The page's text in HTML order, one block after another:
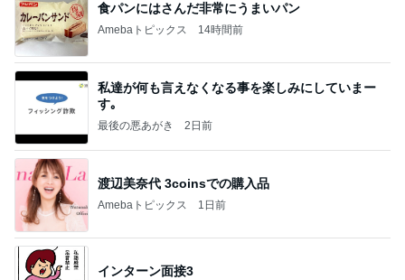
食パンにはさんだ非常にうまいパン
Amebaトピックス 14時間前
私達が何も言えなくなる事を楽しみにしていまー
す｡
最後の悪あがき 2日前
渡辺美奈代 3coinsでの購入品
Amebaトピックス 1日前
インターン面接3